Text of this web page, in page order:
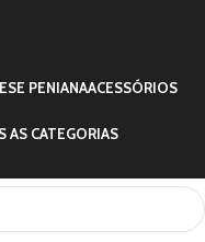
PENIANAACESSÓRIOS
AS CATEGORIAS